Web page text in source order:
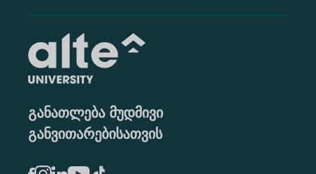
განათლება მუდმივი
განვითარებისათვის